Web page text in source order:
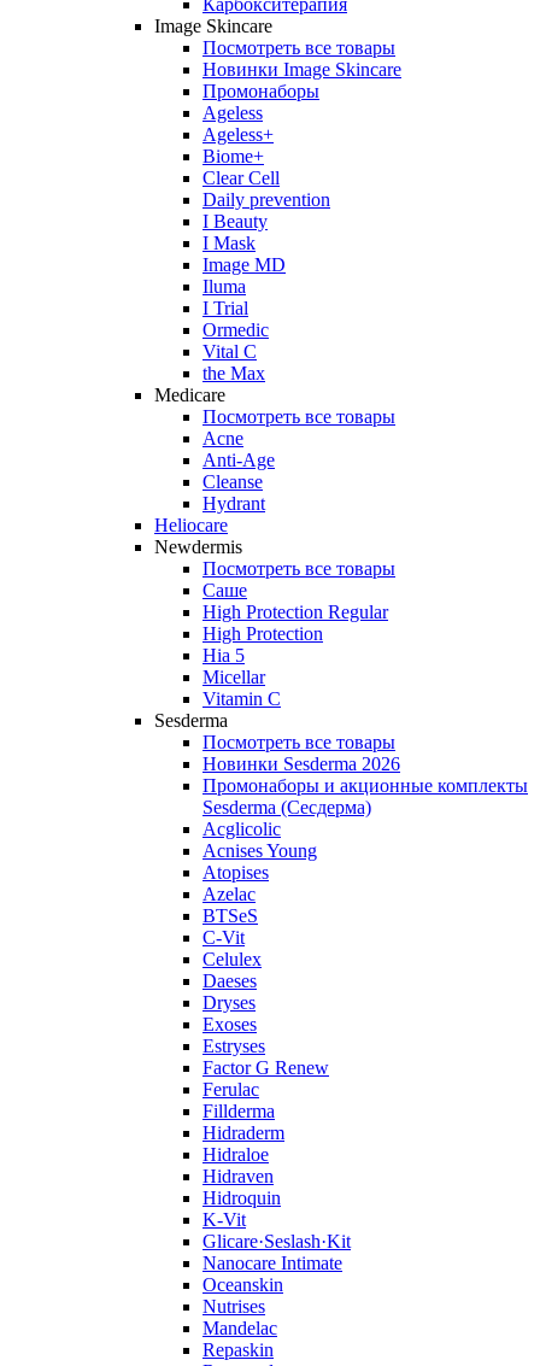
Карбокситерапия
Image Skincare
Посмотреть все товары
Новинки Image Skincare
Промонаборы
Ageless
Ageless+
Biome+
Clear Cell
Daily prevention
I Beauty
I Mask
Image MD
Iluma
I Trial
Ormedic
Vital C
the Max
Medicare
Посмотреть все товары
Acne
Anti‑Age
Cleanse
Hydrant
Heliocare
Newdermis
Посмотреть все товары
Саше
High Protection Regular
High Protection
Hia 5
Micellar
Vitamin C
Sesderma
Посмотреть все товары
Новинки Sesderma 2026
Промонаборы и акционные комплекты
Sesderma (Сесдерма)
Acglicolic
Acnises Young
Atopises
Azelac
BTSeS
C‑Vit
Celulex
Daeses
Dryses
Exoses
Estryses
Factor G Renew
Ferulac
Fillderma
Hidraderm
Hidraloe
Hidraven
Hidroquin
K-Vit
Glicare·Seslash·Kit
Nanocare Intimate
Oceanskin
Nutrises
Mandelac
Repaskin